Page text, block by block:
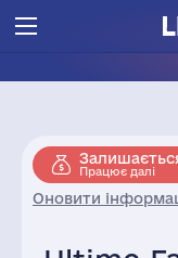
Працює далі
Оновити